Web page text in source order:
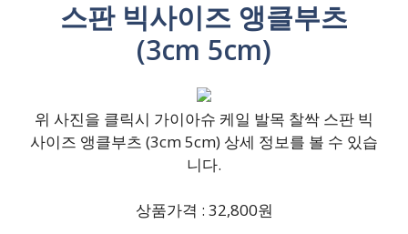
스판 빅사이즈 앵클부츠
(3cm 5cm)
위 사진을 클릭시 가이아슈 케일 발목 찰싹 스판 빅
사이즈 앵클부츠 (3cm 5cm) 상세 정보를 볼 수 있습
니다.
상품가격 : 32,800원